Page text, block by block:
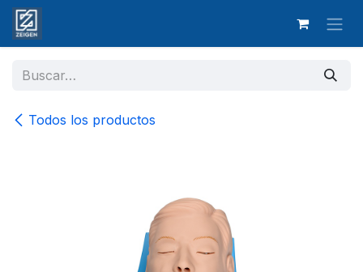
Ir al contenido
Todos los productos